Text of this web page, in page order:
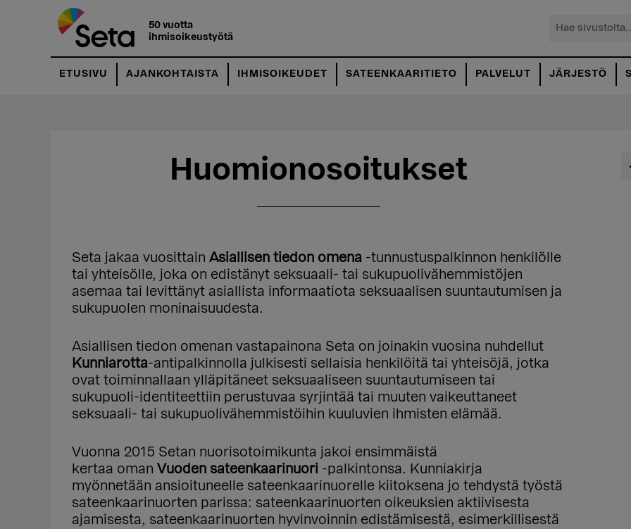
pääsisältöön
ensisijaiseen
50 vuotta
ihmisoikeustyötä
Hae
ETUSIVU AJANKOHTAISTA IHMISOIKEUDET SATEENKAARITIETO PALVELUT JÄRJESTÖ
Huomionosoitukset
Seta jakaa vuosittain Asiallisen tiedon omena -tunnustuspalkinnon henkilölle
tai yhteisölle, joka on edistänyt seksuaali- tai sukupuolivähemmistöjen
asemaa tai levittänyt asiallista informaatiota seksuaalisen suuntautumisen ja
sukupuolen moninaisuudesta.
Asiallisen tiedon omenan vastapainona Seta on joinakin vuosina nuhdellut
Kunniarotta-antipalkinnolla julkisesti sellaisia henkilöitä tai yhteisöjä, jotka
ovat toiminnallaan ylläpitäneet seksuaaliseen suuntautumiseen tai
sukupuoli-identiteettiin perustuvaa syrjintää tai muuten vaikeuttaneet
seksuaali- tai sukupuolivähemmistöihin kuuluvien ihmisten elämää.
Vuonna 2015 Setan nuorisotoimikunta jakoi ensimmäistä
kertaa oman Vuoden sateenkaarinuori -palkintonsa. Kunniakirja
myönnetään ansioituneelle sateenkaarinuorelle kiitoksena jo tehdystä työstä
sateenkaarinuorten parissa: sateenkaarinuorten oikeuksien aktiivisesta
ajamisesta, sateenkaarinuorten hyvinvoinnin edistämisestä, esimerkillisestä